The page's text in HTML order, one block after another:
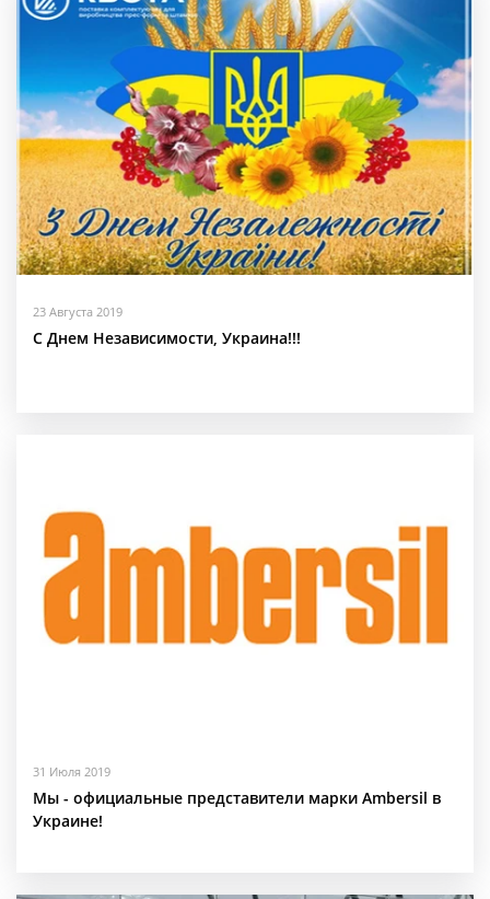
23 Августа 2019
С Днем Независимости, Украина!!!
31 Июля 2019
Мы - официальные представители марки Ambersil в
Украине!